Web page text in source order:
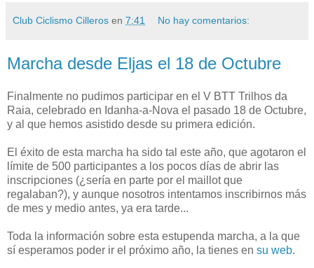
Club Ciclismo Cilleros en 7:41 No hay comentarios:
Marcha desde Eljas el 18 de Octubre
Finalmente no pudimos participar en el V BTT Trilhos da
Raia, celebrado en Idanha-a-Nova el pasado 18 de Octubre,
y al que hemos asistido desde su primera edición.
El éxito de esta marcha ha sido tal este año, que agotaron el
límite de 500 participantes a los pocos días de abrir las
inscripciones (¿sería en parte por el maillot que
regalaban?), y aunque nosotros intentamos inscribirnos más
de mes y medio antes, ya era tarde...
Toda la información sobre esta estupenda marcha, a la que
sí esperamos poder ir el próximo año, la tienes en su web.